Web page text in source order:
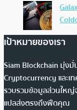
เป้าหมายของเรา
Siam Blockchain มุ่งมั่
Cryptocurrency และเ
รวบรวมข้อมูลส่วนใหญ่จ
แปลส่งตรงถึงฟีดคุณ